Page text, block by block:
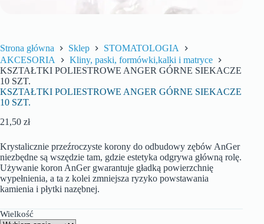
Strona główna Sklep
STOMATOLOGIA
AKCESORIA
Kliny, paski, formówki,kalki i matryce
KSZTAŁTKI POLIESTROWE ANGER GÓRNE SIEKACZE
10 SZT.
KSZTAŁTKI POLIESTROWE ANGER GÓRNE SIEKACZE
10 SZT.
21,50 zł
Krystalicznie przeźroczyste korony do odbudowy zębów AnGer
niezbędne są wszędzie tam, gdzie estetyka odgrywa główną rolę.
Używanie koron AnGer gwarantuje gładką powierzchnię
wypełnienia, a ta z kolei zmniejsza ryzyko powstawania
kamienia i płytki nazębnej.
Wielkość